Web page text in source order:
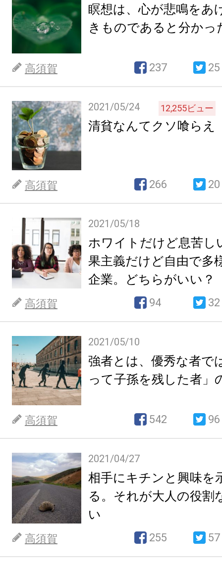
瞑想は、心が悲鳴をあ
きものであると分かっ
高須賀 237 25
2021/05/24 12,255ビュー
清貧なんてクソ喰らえ
高須賀 266 20
2021/05/18
ホワイトだけど息苦し
果主義だけど自由で多
企業。どちらがいい？
高須賀 94 32
2021/05/10
強者とは、優秀な者で
って子孫を残した者」
高須賀 542 96
2021/04/27
相手にキチンと興味を
る。それが大人の役割
い
高須賀 255 57